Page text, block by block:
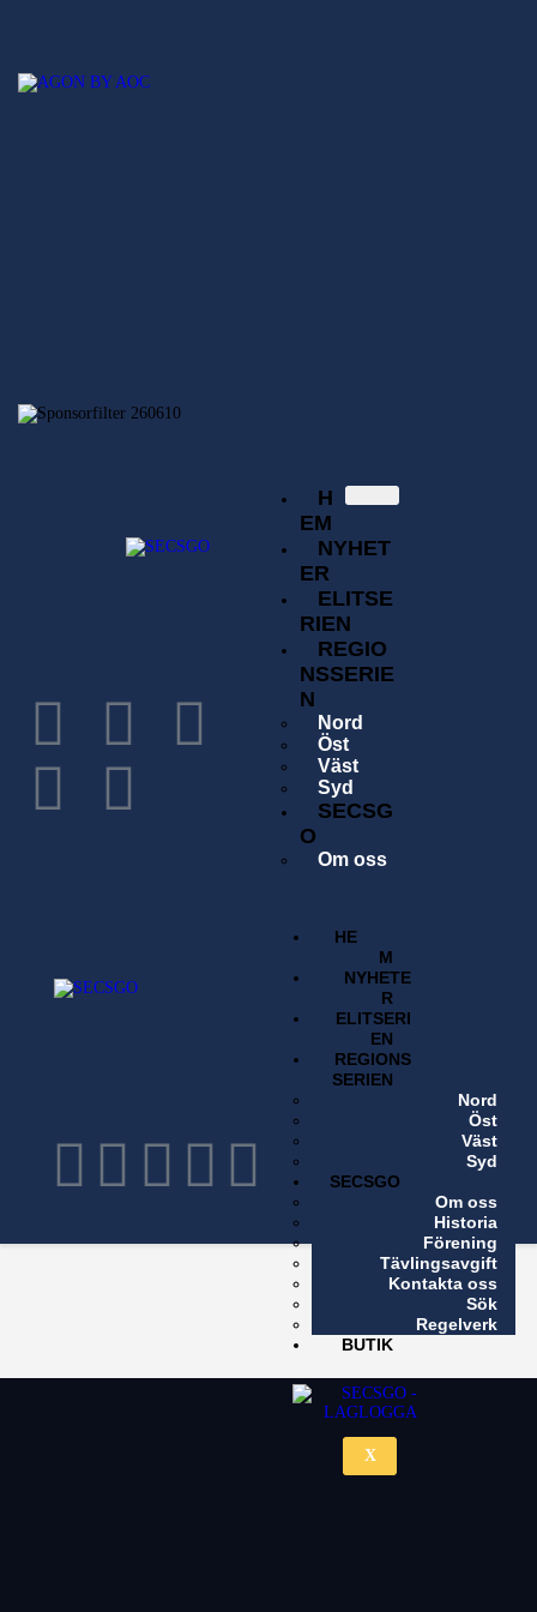
H
EM
NYHET
ER
ELITSE
RIEN
REGIO
NSSERIE
N
Nord
Öst
Väst
Syd
SECSG
O
Om oss
Kontakta oss
Sök
Regelverk
BUTI
HE
M
NYHETE
R
ELITSERI
EN
REGIONS
SERIEN
Nord
Öst
Väst
Syd
SECSGO
Om oss
Historia
Förening
Tävlingsavgift
Kontakta oss
Sök
Regelverk
BUTIK
X
SECSGO